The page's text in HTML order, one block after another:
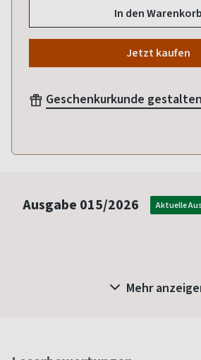
In den Warenkorb
Jetzt kaufen
Geschenkurkunde gestalten
Ausgabe 015/2026 Aktuelle
Mehr